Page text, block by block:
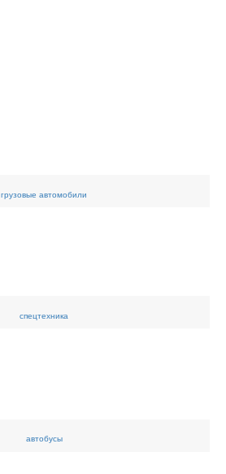
грузовые автомобили
спецтехника
автобусы